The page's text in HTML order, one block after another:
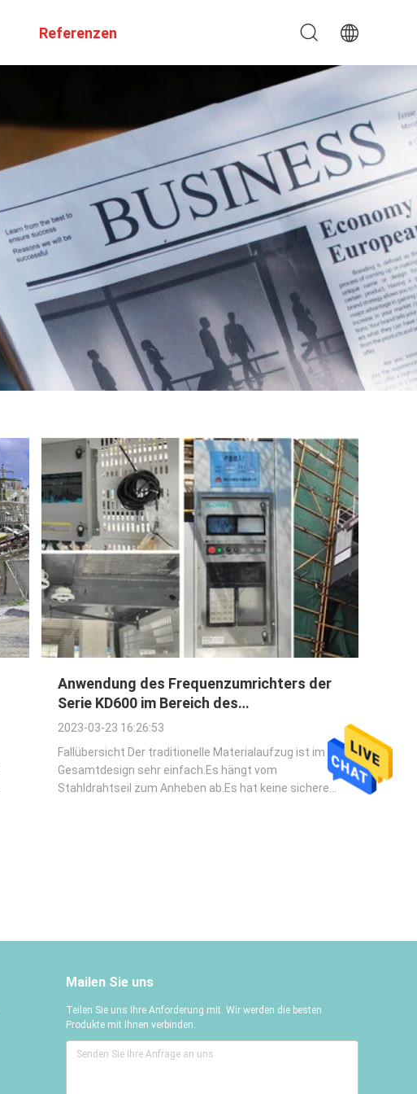
Referenzen
Anwendung des Frequenzumrichters der
Serie KD600 im Bereich des
Frachtbauaufzugs
2023-03-23 16:26:53
Fallübersicht Der traditionelle Materialaufzug ist im
Gesamtdesign sehr einfach.Es hängt vom
Stahldrahtseil zum Anheben ab.Es hat keine sichere
Mailen Sie uns
Teilen Sie uns Ihre Anforderung mit. Wir werden die besten
Produkte mit Ihnen verbinden.